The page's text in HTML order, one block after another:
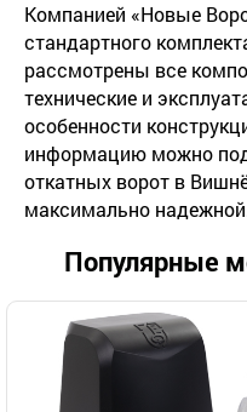
Компанией «Новые
стандартного
рассмотрены все
технические и
особенности
информацию можно
откатных ворот в
максимально
Популярные